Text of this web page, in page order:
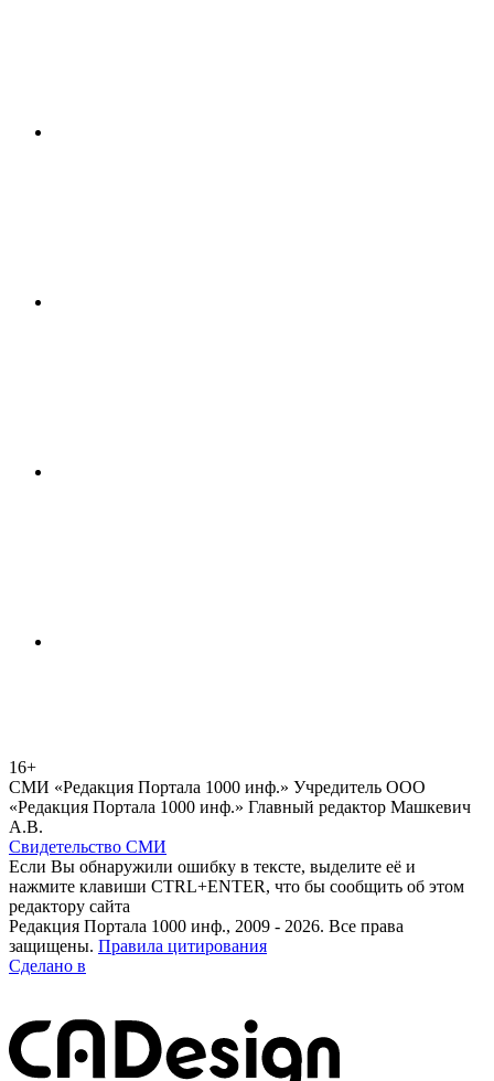
16+
СМИ «Редакция Портала 1000 инф.» Учредитель ООО
«Редакция Портала 1000 инф.» Главный редактор Машкевич
А.В.
Свидетельство СМИ
Если Вы обнаружили ошибку в тексте, выделите её и
нажмите клавиши CTRL+ENTER, что бы сообщить об этом
редактору сайта
Редакция Портала 1000 инф., 2009 - 2026. Все права
защищены. Правила цитирования
Сделано в